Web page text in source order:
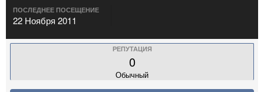
ПОСЛЕДНЕЕ ПОСЕЩЕНИЕ
22 Ноября 2011
РЕПУТАЦИЯ
0
Обычный